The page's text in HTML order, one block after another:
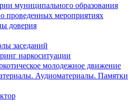
муниципального образования
проведенных мероприятиях
доверия
заседаний
наркоситуации
молодежное движение
Аудиоматериалы. Памятки